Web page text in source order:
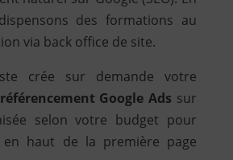
des formations au
via back office de site.
crée sur demande votre
Google Ads sur
selon votre budget pour
en haut de la première page